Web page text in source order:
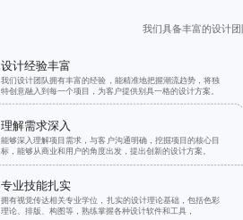
我们具备丰富的设计
设计经验丰富
我们设计团队拥有丰富的经验，能精准地把握潮流趋势，将独
特创意融入到每一个项目，为客户提供别具一格的设计方案。
理解需求深入
能够深入理解项目需求，与客户沟通明确，挖掘项目的核心目
标，能够从商业和用户的角度出发，提出创新的设计方案。
专业技能扎实
拥有视觉传达相关专业学位，扎实的设计理论基础，包括色彩
理论、排版、构图等，熟练掌握各种设计软件和工具，